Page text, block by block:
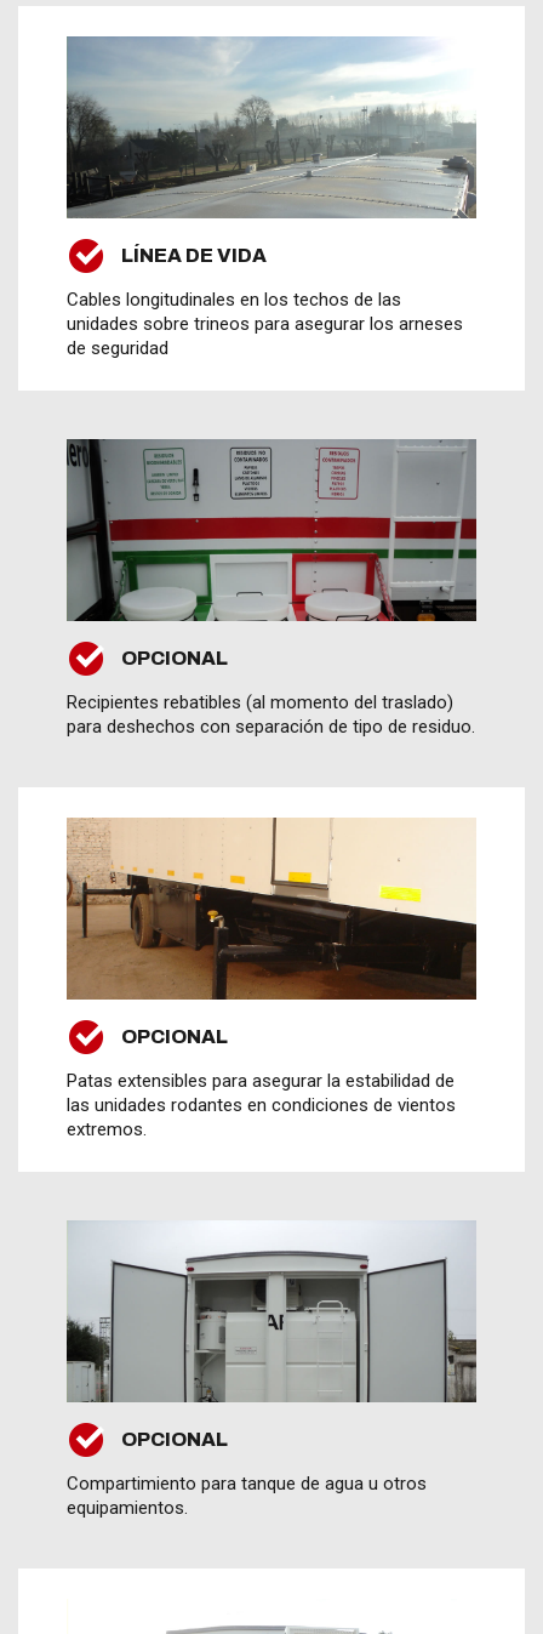
LÍNEA DE VIDA
Cables longitudinales en los techos de las
unidades sobre trineos para asegurar los arneses
de seguridad
OPCIONAL
Recipientes rebatibles (al momento del traslado)
para deshechos con separación de tipo de residuo.
OPCIONAL
Patas extensibles para asegurar la estabilidad de
las unidades rodantes en condiciones de vientos
extremos.
OPCIONAL
Compartimiento para tanque de agua u otros
equipamientos.